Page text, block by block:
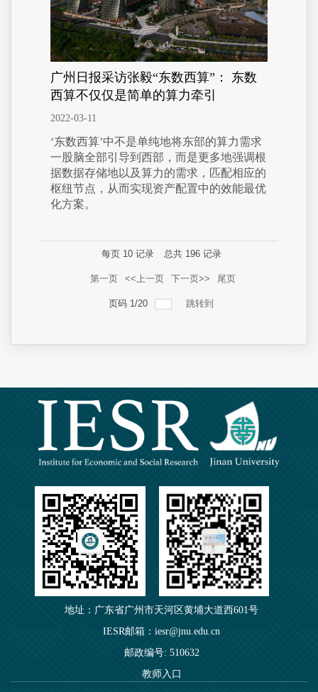
广州日报采访张毅“东数西算”： 东数
西算不仅仅是简单的算力牵引
2022-03-11
‘东数西算’中不是单纯地将东部的算力需求
一股脑全部引导到西部，而是更多地强调根
据数据存储地以及算力的需求，匹配相应的
枢纽节点，从而实现资产配置中的效能最优
化方案。
每页 10记录 总共 196记录
第一页 <<上一页 下一页>> 尾页
页码 1/20 跳转到
地址：广东省广州市天河区黄埔大道西601号
IESR邮箱：iesr@jnu.edu.cn
邮政编号: 510632
教师入口